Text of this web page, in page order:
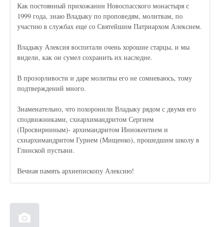
Как постоянный прихожанин Новоспасского монастыря с
1999 года, знаю Владыку по проповедям, молитвам, по
участию в службах еще со Святейшим Патриархом Алексием.
Владыку Алексия воспитали очень хорошие старцы, и мы
видели, как он сумел сохранить их наследие.
В прозорливости и даре молитвы его не сомневаюсь, тому
подтверждений много.
Знаменательно, что похоронили Владыку рядом с двумя его
сподвижниками, схиархимандритом Сергием
(Просвирниным)- архимандритом Иннокентием и
схиархимандритом Гурием (Мищенко), прошедшим школу в
Глинской пустыни.
Вечная память архиепископу Алексию!